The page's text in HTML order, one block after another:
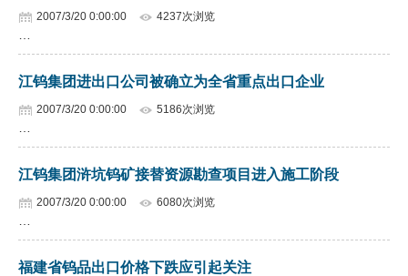
镁钛
地矿 建设
党建工作
企业文化
《资源再生》杂志
2007/3/20 0:00:00 4237次浏览
江钨集团进出口公司被确立为全省重点出口企业
2007/3/20 0:00:00 5186次浏览
江钨集团浒坑钨矿接替资源勘查项目进入施工阶段
2007/3/20 0:00:00 6080次浏览
福建省钨品出口价格下跌应引起关注